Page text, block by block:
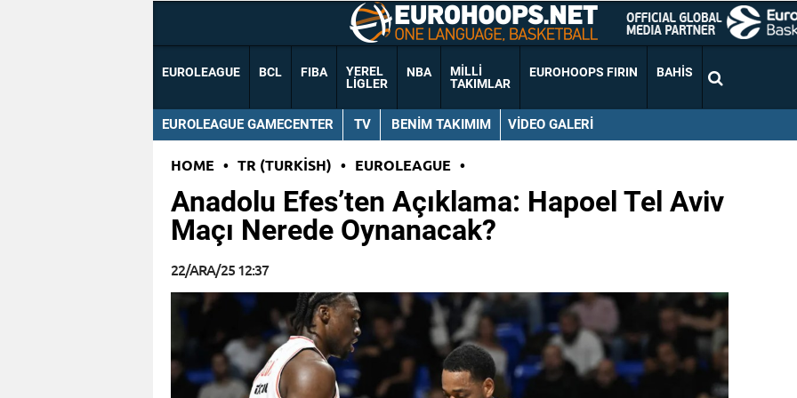
EUROLEAGUE BCL FIBA
YEREL
LIGLER
NBA
MILLI
TAKIMLAR
EUROHOOPS FIRIN BAHIS
EUROLEAGUE GAMECENTER TV BENIM TAKIMIM VIDEO GALERI
HOME • TR (TURKISH) • EUROLEAGUE •
Anadolu Efes’ten Açıklama: Hapoel Tel Aviv
Maçı Nerede Oynanacak?
22/ARA/25 12:37